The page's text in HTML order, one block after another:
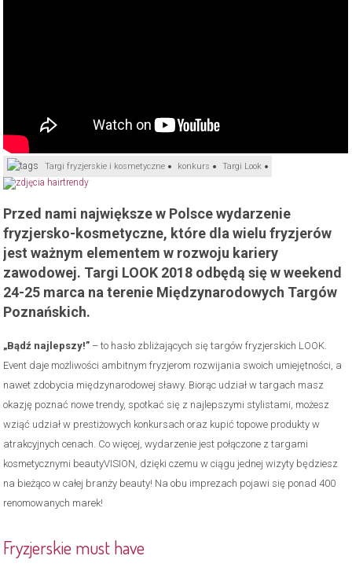
Targi fryzjerskie i kosmetyczne konkurs Targi Look
Przed nami największe w Polsce wydarzenie
fryzjersko-kosmetyczne, które dla wielu fryzjerów
jest ważnym elementem w rozwoju kariery
zawodowej. Targi LOOK 2018 odbędą się w weekend
24-25 marca na terenie Międzynarodowych Targów
Poznańskich.
„Bądź najlepszy!” – to hasło zbliżających się targów fryzjerskich LOOK.
Event daje możliwości ambitnym fryzjerom rozwijania swoich umiejętności, a
nawet zdobycia międzynarodowej sławy. Biorąc udział w targach masz
okazję poznać nowe trendy, spotkać się z najlepszymi stylistami, możesz
wziąć udział w prestiżowych konkursach oraz kupić topowe produkty w
atrakcyjnych cenach. Co więcej, wydarzenie jest połączone z targami
kosmetycznymi beautyVISION, dzięki czemu w ciągu jednej wizyty będziesz
na bieżąco w całej branży beauty! Na obu imprezach pojawi się ponad 400
renomowanych marek!
Fryzjerskie must have